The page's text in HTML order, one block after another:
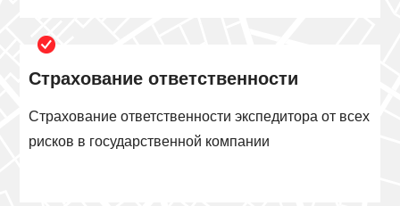
Страхование ответственности
Страхование ответственности экспедитора от всех
рисков в государственной компании